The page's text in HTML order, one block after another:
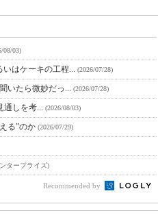
08/03)
はケーキの工程... (2026/07/28)
いたら微妙だっ... (2026/07/28)
通しを考... (2026/08/03)
る”のか (2026/07/29)
タープライズ)
Recommended by